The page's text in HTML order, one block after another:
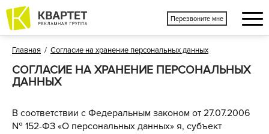
Перезвоните мне
Главная / Согласие на хранение персональных данных
СОГЛАСИЕ НА ХРАНЕНИЕ ПЕРСОНАЛЬНЫХ
ДАННЫХ
В соответствии с Федеральным законом от 27.07.2006
№ 152-ФЗ «О персональных данных» я, субъект